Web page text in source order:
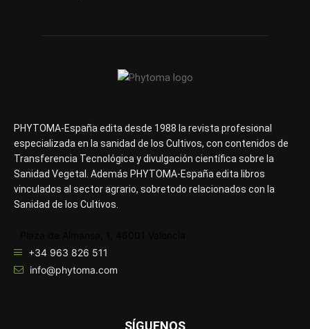
PHYTOMA-España edita desde 1988 la revista profesional
especializada en la sanidad de los Cultivos, con contenidos de
Transferencia Tecnológica y divulgación científica sobre la
Sanidad Vegetal. Además PHYTOMA-España edita libros
vinculados al sector agrario, sobretodo relacionados con la
Sanidad de los Cultivos.
+34 963 826 511
info@phytoma.com